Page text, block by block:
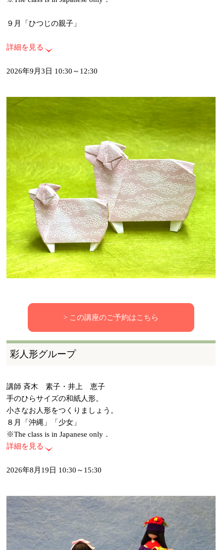
９月「ひつじの親子」
詳細を見る
2026年9月3日 10:30～12:30
> この講座のご予約はこちら
彩人形グループ
講師 斉木 素子・井上 恵子
手のひらサイズの和紙人形。
小さなお人形をつくりましょう。
８月「沖縄」「少女」
※The class is in Japanese only．
詳細を見る
2026年8月19日 10:30～15:30